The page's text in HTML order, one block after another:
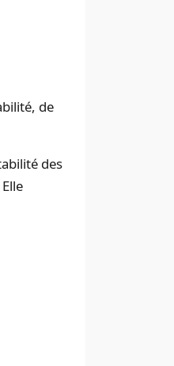
de
des